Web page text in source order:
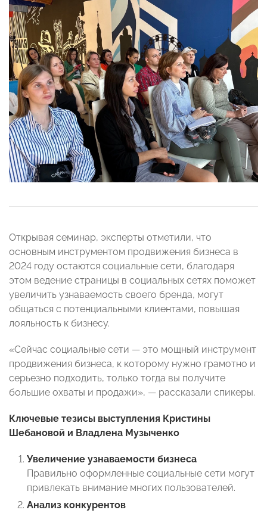
Открывая семинар, эксперты отметили, что
основным инструментом продвижения бизнеса в
2024 году остаются социальные сети, благодаря
этом ведение страницы в социальных сетях поможет
увеличить узнаваемость своего бренда, могут
общаться с потенциальными клиентами, повышая
лояльность к бизнесу.
«Сейчас социальные сети — это мощный инструмент
продвижения бизнеса, к которому нужно грамотно и
серьезно подходить, только тогда вы получите
большие охваты и продажи», — рассказали спикеры.
Ключевые тезисы выступления Кристины
Шебановой и Владлена Музыченко
Увеличение узнаваемости бизнеса
Правильно оформленные социальные сети могут
привлекать внимание многих пользователей.
Анализ конкурентов